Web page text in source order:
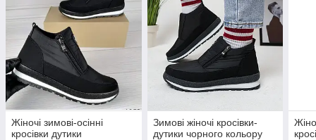
Жіночі зимові-осінні
кросівки дутики
Зимові жіночі кросівки-
дутики чорного кольору